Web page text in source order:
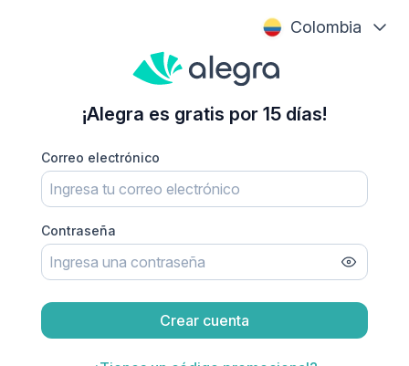
Colombia
¡Alegra es gratis por 15 días!
Correo electrónico
Contraseña
Crear cuenta